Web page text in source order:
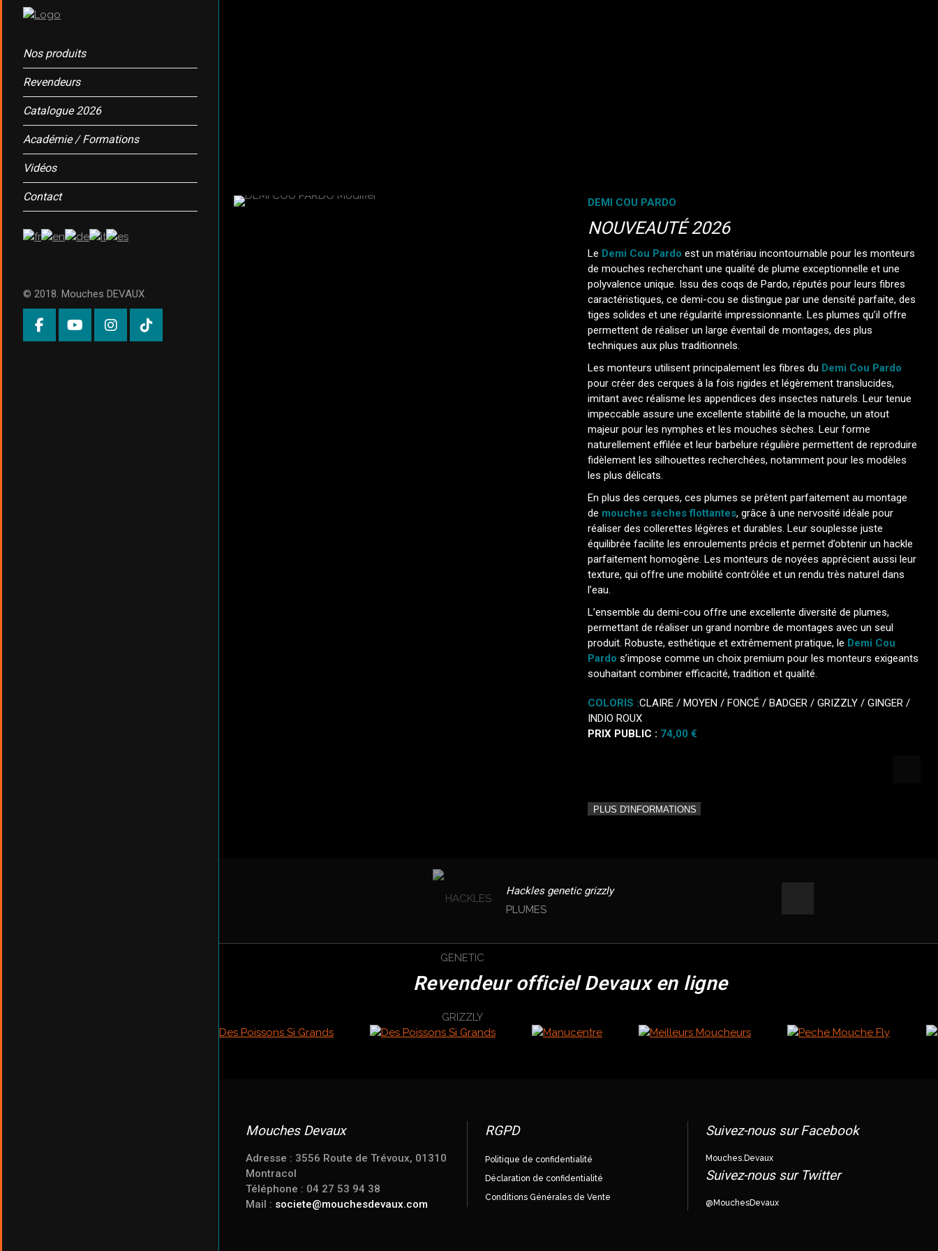
Nos produits
Revendeurs
Catalogue 2026
Académie / Formations
Vidéos
Contact
© 2018. Mouches DEVAUX
DEMI COU PARDO
NOUVEAUTÉ 2026
Le Demi Cou Pardo est un matériau incontournable pour les monteurs
de mouches recherchant une qualité de plume exceptionnelle et une
polyvalence unique. Issu des coqs de Pardo, réputés pour leurs fibres
caractéristiques, ce demi-cou se distingue par une densité parfaite, des
tiges solides et une régularité impressionnante. Les plumes qu’il offre
permettent de réaliser un large éventail de montages, des plus
techniques aux plus traditionnels.
Les monteurs utilisent principalement les fibres du Demi Cou Pardo
pour créer des cerques à la fois rigides et légèrement translucides,
imitant avec réalisme les appendices des insectes naturels. Leur tenue
impeccable assure une excellente stabilité de la mouche, un atout
majeur pour les nymphes et les mouches sèches. Leur forme
naturellement effilée et leur barbelure régulière permettent de reproduire
fidèlement les silhouettes recherchées, notamment pour les modèles
les plus délicats.
En plus des cerques, ces plumes se prêtent parfaitement au montage
de mouches sèches flottantes, grâce à une nervosité idéale pour
réaliser des collerettes légères et durables. Leur souplesse juste
équilibrée facilite les enroulements précis et permet d’obtenir un hackle
parfaitement homogène. Les monteurs de noyées apprécient aussi leur
texture, qui offre une mobilité contrôlée et un rendu très naturel dans
l’eau.
L’ensemble du demi-cou offre une excellente diversité de plumes,
permettant de réaliser un grand nombre de montages avec un seul
produit. Robuste, esthétique et extrêmement pratique, le Demi Cou
Pardo s’impose comme un choix premium pour les monteurs exigeants
souhaitant combiner efficacité, tradition et qualité.
COLORIS :CLAIRE / MOYEN / FONCÉ / BADGER / GRIZZLY / GINGER /
INDIO ROUX
PRIX PUBLIC : 74,00 €
PLUS D'INFORMATIONS
Hackles genetic grizzly
PLUMES
Revendeur officiel Devaux en ligne
Mouches Devaux
Adresse : 3556 Route de Trévoux, 01310
Montracol
Téléphone : 04 27 53 94 38
Mail : societe@mouchesdevaux.com
RGPD
Politique de confidentialité
Déclaration de confidentialité
Conditions Générales de Vente
Suivez-nous sur Facebook
Mouches.Devaux
Suivez-nous sur Twitter
@MouchesDevaux